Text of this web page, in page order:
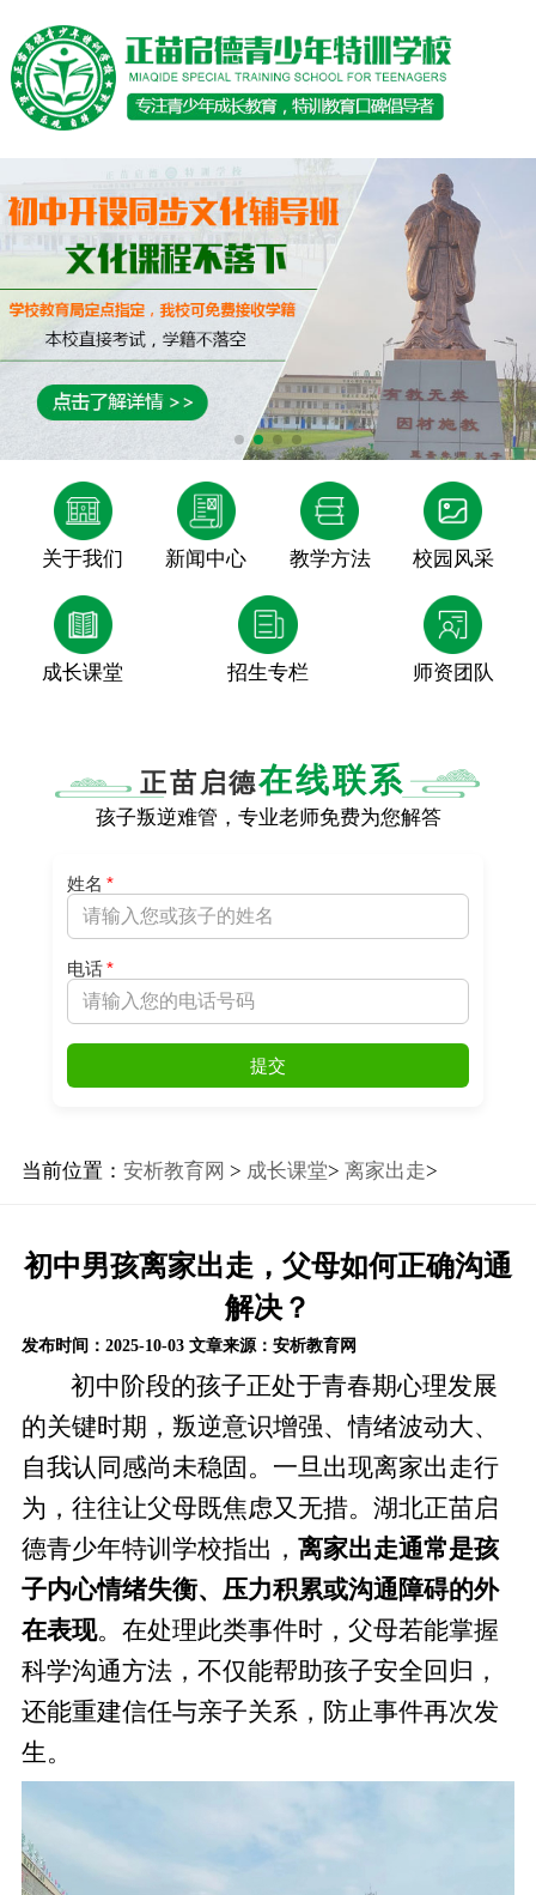
关于我们 新闻中心 教学方法 校园风采
成长课堂 招生专栏 师资团队
正苗启德在线联系
孩子叛逆难管，专业老师免费为您解答
姓名 *
电话*
提交
当前位置： 安析教育网 > 成长课堂> 离家出走>
初中男孩离家出走，父母如何正确沟通
解决？
发布时间：2025-10-03 文章来源：安析教育网
初中阶段的孩子正处于青春期心理发展
的关键时期，叛逆意识增强、情绪波动大、
自我认同感尚未稳固。一旦出现离家出走行
为，往往让父母既焦虑又无措。湖北正苗启
德青少年特训学校指出， 离家出走通常是孩
子内心情绪失衡、压力积累或沟通障碍的外
在表现。在处理此类事件时，父母若能掌握
科学沟通方法，不仅能帮助孩子安全回归，
还能重建信任与亲子关系，防止事件再次发
生。